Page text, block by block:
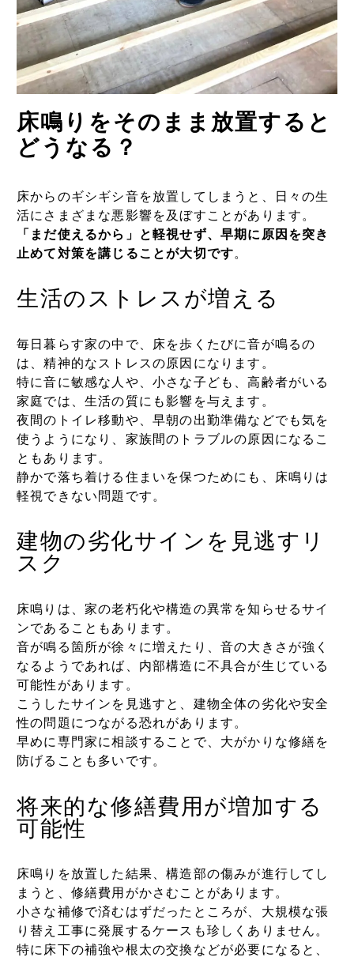
床鳴りをそのまま放置すると
どうなる？
床からのギシギシ音を放置してしまうと、日々の生
活にさまざまな悪影響を及ぼすことがあります。
「まだ使えるから」と軽視せず、早期に原因を突き
止めて対策を講じることが大切です。
生活のストレスが増える
毎日暮らす家の中で、床を歩くたびに音が鳴るの
は、精神的なストレスの原因になります。
特に音に敏感な人や、小さな子ども、高齢者がいる
家庭では、生活の質にも影響を与えます。
夜間のトイレ移動や、早朝の出勤準備などでも気を
使うようになり、家族間のトラブルの原因になるこ
ともあります。
静かで落ち着ける住まいを保つためにも、床鳴りは
軽視できない問題です。
建物の劣化サインを見逃すリ
スク
床鳴りは、家の老朽化や構造の異常を知らせるサイ
ンであることもあります。
音が鳴る箇所が徐々に増えたり、音の大きさが強く
なるようであれば、内部構造に不具合が生じている
可能性があります。
こうしたサインを見逃すと、建物全体の劣化や安全
性の問題につながる恐れがあります。
早めに専門家に相談することで、大がかりな修繕を
防げることも多いです。
将来的な修繕費用が増加する
可能性
床鳴りを放置した結果、構造部の傷みが進行してし
まうと、修繕費用がかさむことがあります。
小さな補修で済むはずだったところが、大規模な張
り替え工事に発展するケースも珍しくありません。
特に床下の補強や根太の交換などが必要になると、